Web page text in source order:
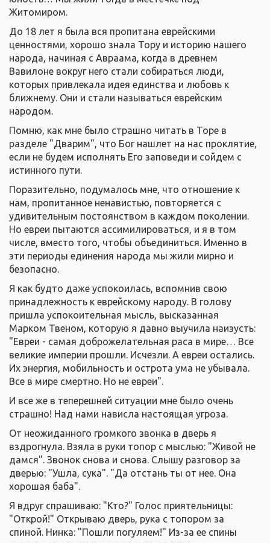
Житомиром.
До 18 лет я была вся пропитана еврейскими
ценностями, хорошо знала Тору и историю нашего
народа, начиная с Авраама, когда в древнем
Вавилоне вокруг него стали собираться люди,
которых привлекала идея единства и любовь к
ближнему. Они и стали называться еврейским
народом.
Помню, как мне было страшно читать в Торе в
разделе "Дварим", что Бог нашлет на нас проклятие,
если не будем исполнять Его заповеди и сойдем с
истинного пути.
Поразительно, подумалось мне, что отношение к
нам, пропитанное ненавистью, повторяется с
удивительным постоянством в каждом поколении.
Но евреи пытаются ассимилироваться, и я в том
числе, вместо того, чтобы объединиться. Именно в
эти периоды единения народа мы жили мирно и
безопасно.
Я как будто даже успокоилась, вспомнив свою
принадлежность к еврейскому народу. В голову
пришла успокоительная мысль, высказанная
Марком Твеном, которую я давно выучила наизусть:
"Евреи - самая доброжелательная раса в мире… Все
великие империи прошли. Исчезли. А евреи остались.
Их энергия, мобильность и острота ума не убывала.
Все в мире смертно. Но не евреи".
И все же в теперешней ситуации мне было очень
страшно! Над нами нависла настоящая угроза.
От неожиданного громкого звонка в дверь я
вздрогнула. Взяла в руки топор с мыслью: "Живой не
дамся". Звонок снова и снова. Слышу разговор за
дверью: "Ушла, сука". "Да отстань ты от нее. Она
хорошая баба".
Я вдруг спрашиваю: "Кто?" Голос приятельницы:
"Открой!" Открываю дверь, рука с топором за
спиной. Нинка: "Пошли погуляем!" Из-за ее спины